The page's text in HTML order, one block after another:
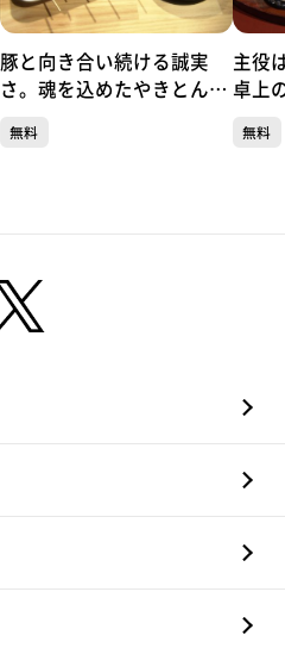
豚と向き合い続ける誠実
さ。魂を込めたやきとん一
葉区国分町）#503【topo
無料
主役
卓上
二日
無料